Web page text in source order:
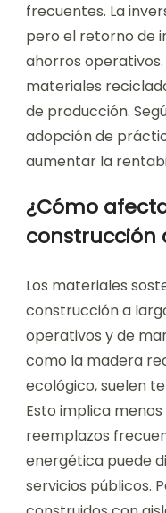
frecuentes. La
pero el retorno de
ahorros operativos.
materiales
de producción.
adopción de
aumentar la
¿Cómo
construcción
Los materiales
construcción a
operativos y de
como la madera
ecológico, suelen
Esto implica
reemplazos
energética puede
servicios públicos.